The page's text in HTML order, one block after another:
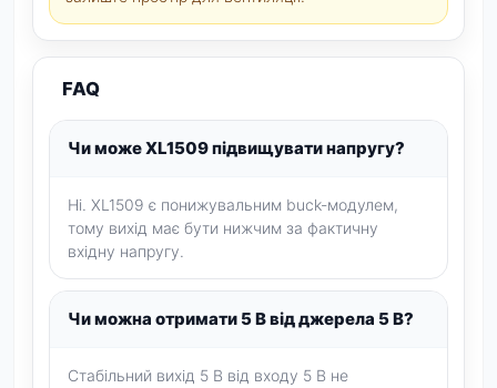
FAQ
Чи може XL1509 підвищувати напругу?
Ні. XL1509 є понижувальним buck-модулем,
тому вихід має бути нижчим за фактичну
вхідну напругу.
Чи можна отримати 5 В від джерела 5 В?
Стабільний вихід 5 В від входу 5 В не